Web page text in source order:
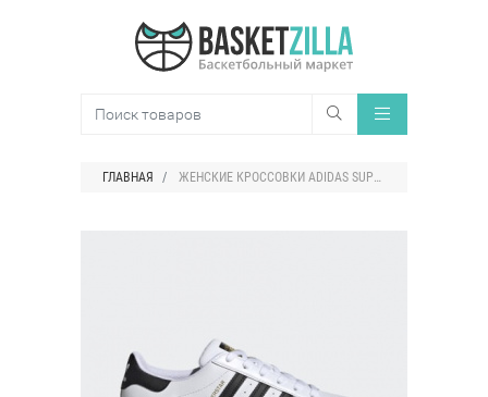
ГЛАВНАЯ ЖЕНСКИЕ КРОССОВКИ ADIDAS SUPERSTAR